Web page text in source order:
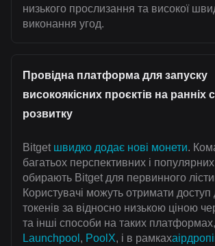
низького прослизання та високої
виконання угод.
Провідна платформа для запуску
високоякісних проєктів на ранніх
розвитку
Bitget швидко додає нові монети.
багатьох перспективних і
обирають Bitget для первинного
Користувачі можуть отримати
токенів за відносно низькою ціною
та інші способи на таких
Launchpool , PoolX, і в рамках